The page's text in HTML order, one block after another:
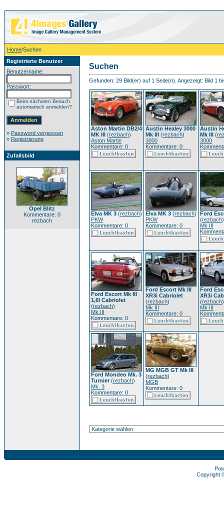
Home/Suchen
Registrierte Benutzer
Benutzername:
Passwort:
Beim nächsten Besuch
automatisch anmelden?
» Password vergessen
» Registrierung
Zufallsbild
Opel Blitz
Kommentare: 0
rezbach
Suchen
Gefunden: 29 Bild(er) auf 1 Seite(n). Angezeigt: Bild 1
Aston Martin DB2/4
MK III (rezbach)
Aston Martin
Kommentare: 0
Austin Healey 3000
Mk III (rezbach)
3000
Kommentare: 0
Austin
Mk III (
3000
Elva MK 3 (rezbach)
PKW
Kommentare: 0
Elva MK 3 (rezbach)
PKW
Kommentare: 0
Ford
(rezbach)
Mk III
Ford Escort Mk III
1,6I Cabriolet
(rezbach)
Mk III
Kommentare: 0
Ford Escort Mk III
XR3i Cabriolet
(rezbach)
Mk III
Kommentare: 0
Ford
XR3i
(rezbach)
Mk III
Ford Mondeo Mk. 3
Turnier(rezbach)
Mk. 3
Kommentare: 0
MG MGB GT Mk III
(rezbach)
MGB
Kommentare: 0
Copyright